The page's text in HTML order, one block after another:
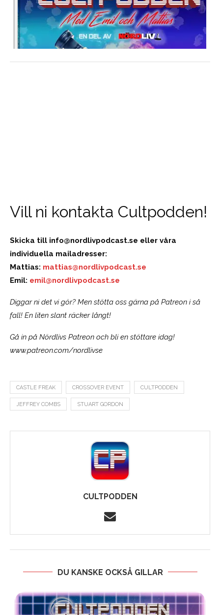
Vill ni kontakta Cultpodden!
Skicka till info@nordlivpodcast.se eller våra
individuella mailadresser:
Mattias: mattias@nordlivpodcast.se
Emil: emil@nordlivpodcast.se
Diggar ni det vi gör? Men stötta oss gärna på Patreon i så
fall! En liten slant räcker långt!
Gå in på Nördlivs Patreon och bli en stöttare idag!
www.patreon.com/nordlivse
CASTLE FREAK CROSSOVER EVENT CULTPODDEN
JEFFREY COMBS STUART GORDON
CULTPODDEN
DU KANSKE OCKSÅ GILLAR